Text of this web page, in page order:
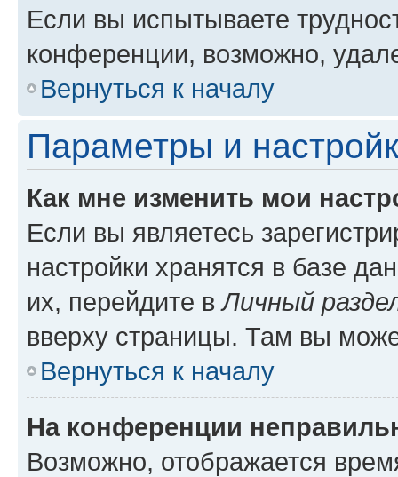
Если вы испытываете
конференции, возможно,
Вернуться к началу
Параметры и
Как мне изменить мои
Если вы являетесь
настройки хранятся в базе
их, перейдите вЛичный
вверху страницы. Там вы
Вернуться к началу
На конференции
Возможно, отображается